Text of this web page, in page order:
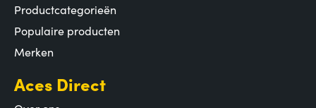
Productcategorieën
Populaire producten
Merken
Aces Direct